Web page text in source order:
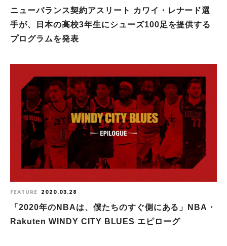
ニューバランス契約アスリート カワイ・レナード選
手が、日本の高校3年生にシューズ100足を提供する
プログラムを発表
FEATURE 2020.03.28
「2020年のNBAは、僕たちのすぐ側にある」NBA・
Rakuten WINDY CITY BLUES エピローグ